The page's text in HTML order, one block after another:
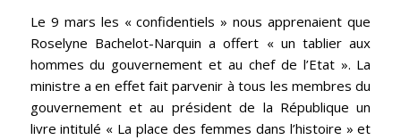
Le 9 mars les « confidentiels » nous apprenaient que
Roselyne Bachelot-Narquin a offert « un tablier aux
hommes du gouvernement et au chef de l’Etat ». La
ministre a en effet fait parvenir à tous les membres du
gouvernement et au président de la République un
livre intitulé « La place des femmes dans l’histoire » et